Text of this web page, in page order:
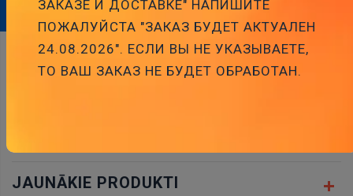
JAUNĀKIE PRODUKTI
ЗАКАЗЕ И ДОСТАВКЕ" НАПИШИТЕ
ПОЖАЛУЙСТА "ЗАКАЗ БУДЕТ АКТУАЛЕН
24.08.2026". ЕСЛИ ВЫ НЕ УКАЗЫВАЕТЕ,
ТО ВАШ ЗАКАЗ НЕ БУДЕТ ОБРАБОТАН.